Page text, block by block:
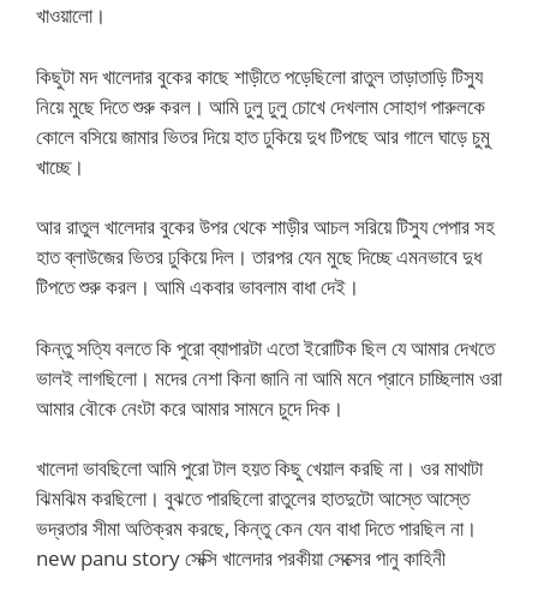
খাওয়ালো।
কিছুটা মদ খালেদার বুকের কাছে শাড়ীতে পড়েছিলো রাতুল তাড়াতাড়ি টিস্যু
নিয়ে মুছে দিতে শুরু করল। আমি ঢুলু ঢুলু চোখে দেখলাম সোহাগ পারুলকে
কোলে বসিয়ে জামার ভিতর দিয়ে হাত ঢুকিয়ে দুধ টিপছে আর গালে ঘাড়ে চুমু
খাচ্ছে।
আর রাতুল খালেদার বুকের উপর থেকে শাড়ীর আচল সরিয়ে টিস্যু পেপার সহ
হাত ব্লাউজের ভিতর ঢুকিয়ে দিল। তারপর যেন মুছে দিচ্ছে এমনভাবে দুধ
টিপতে শুরু করল। আমি একবার ভাবলাম বাধা দেই।
কিন্তু সত্যি বলতে কি পুরো ব্যাপারটা এতো ইরোটিক ছিল যে আমার দেখতে
ভালই লাগছিলো। মদের নেশা কিনা জানি না আমি মনে প্রানে চাচ্ছিলাম ওরা
আমার বৌকে নেংটা করে আমার সামনে চুদে দিক।
খালেদা ভাবছিলো আমি পুরো টাল হয়ত কিছু খেয়াল করছি না। ওর মাথাটা
ঝিমঝিম করছিলো। বুঝতে পারছিলো রাতুলের হাতদুটো আস্তে আস্তে
ভদ্রতার সীমা অতিক্রম করছে, কিন্তু কেন যেন বাধা দিতে পারছিল না।
new panu story সেক্সি খালেদার পরকীয়া সেক্সের পানু কাহিনী